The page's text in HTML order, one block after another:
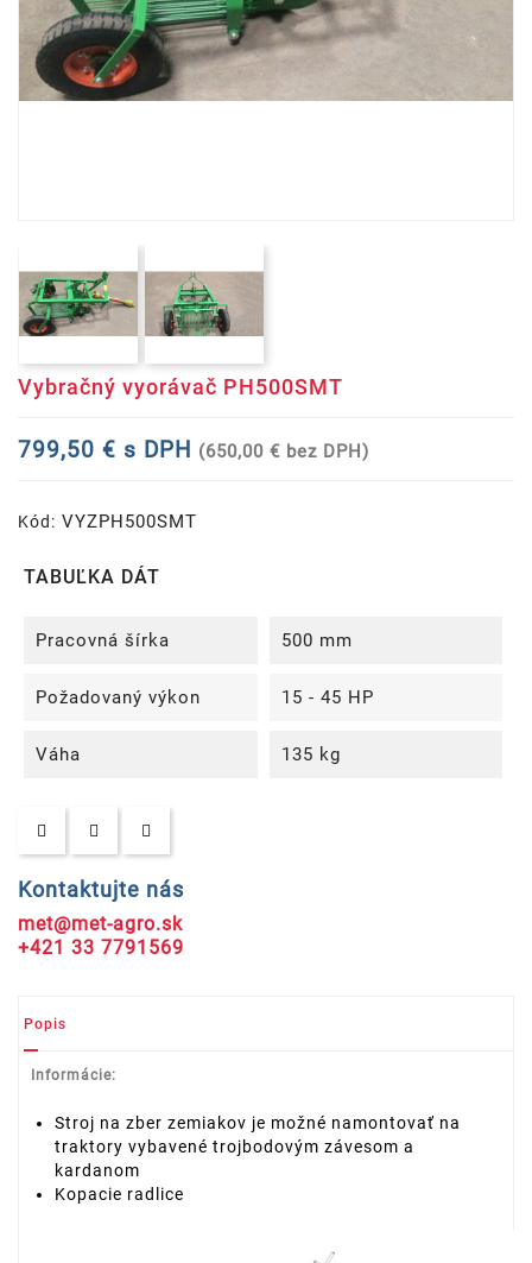
Vybračný vyorávač PH500SMT
799,50 € s DPH (650,00 € bez DPH)
Kód: VYZPH500SMT
TABUĽKA DÁT
Pracovná šírka 500 mm
Požadovaný výkon 15 - 45 HP
Váha 135 kg
Kontaktujte nás
met@met-agro.sk
+421 33 7791569
Popis
Informácie:
Stroj na zber zemiakov je možné namontovať na
traktory vybavené trojbodovým závesom a
kardanom
Kopacie radlice